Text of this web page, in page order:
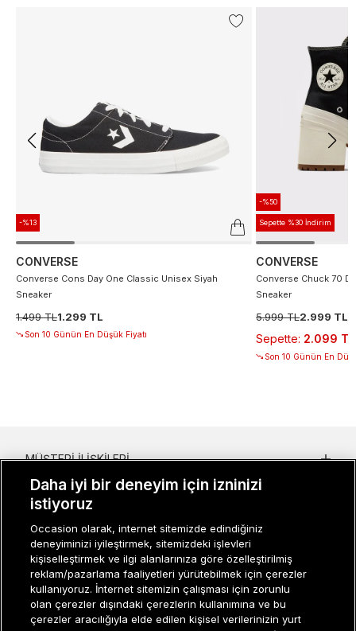
-%13
CONVERSE
Converse Cons Day One Classic Unisex Siyah
Sneaker
1.499 TL1.299 TL
Son 10 Günün En Düşük Fiyatı
-%50
Sepette %30 İndirim
CONVERSE
Converse Chuck 70
Sneaker
5.999 TL2.999 TL
Sepette: 2.099 TL
Son 10 Günün En
MÜŞTERI İLIŞKILERI
KURUMSAL
KADIN KATEGORILER
GRUP MARKALAR
ERKEK KATEGORILER
Daha iyi bir deneyim için izninizi
istiyoruz
Occasion olarak, internet sitemizde edindiğiniz
deneyiminizi iyileştirmek, sitemizdeki işlevleri
kişiselleştirmek ve ilgi alanlarınıza göre özelleştirilmiş
reklam/pazarlama faaliyetleri yürütebilmek için çerezler
kullanıyoruz. İnternet sitemizin çalışması için zorunlu
olan çerezler dışındaki çerezlerin kullanımına ve bu
çerezler aracılığıyla elde edilen kişisel verilerinizin yurt